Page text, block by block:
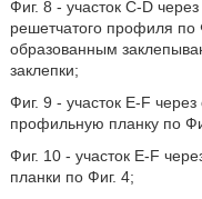
Фиг. 8 - участок C-D
решетчатого профиля по
образованным
заклепки;
Фиг. 9 - участок E-F
профильную планку по
Фиг. 10 - участок E-F
планки по Фиг. 4;